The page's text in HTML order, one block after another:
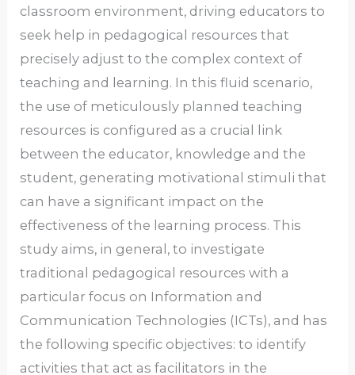
classroom environment, driving educators to
seek help in pedagogical resources that
precisely adjust to the complex context of
teaching and learning. In this fluid scenario,
the use of meticulously planned teaching
resources is configured as a crucial link
between the educator, knowledge and the
student, generating motivational stimuli that
can have a significant impact on the
effectiveness of the learning process. This
study aims, in general, to investigate
traditional pedagogical resources with a
particular focus on Information and
Communication Technologies (ICTs), and has
the following specific objectives: to identify
activities that act as facilitators in the